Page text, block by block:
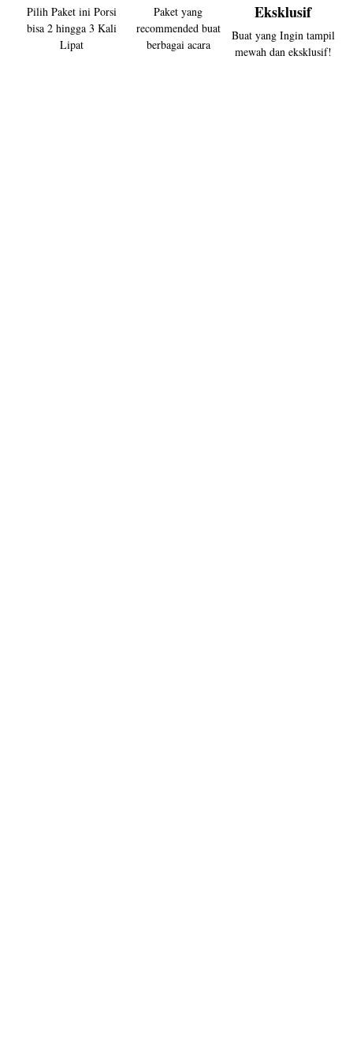
Pilih Paket ini Porsi
bisa 2 hingga 3 Kali
Lipat
Paket yang
recommended buat
berbagai acara
Eksklusif
Buat yang Ingin tampil
mewah dan eksklusif!